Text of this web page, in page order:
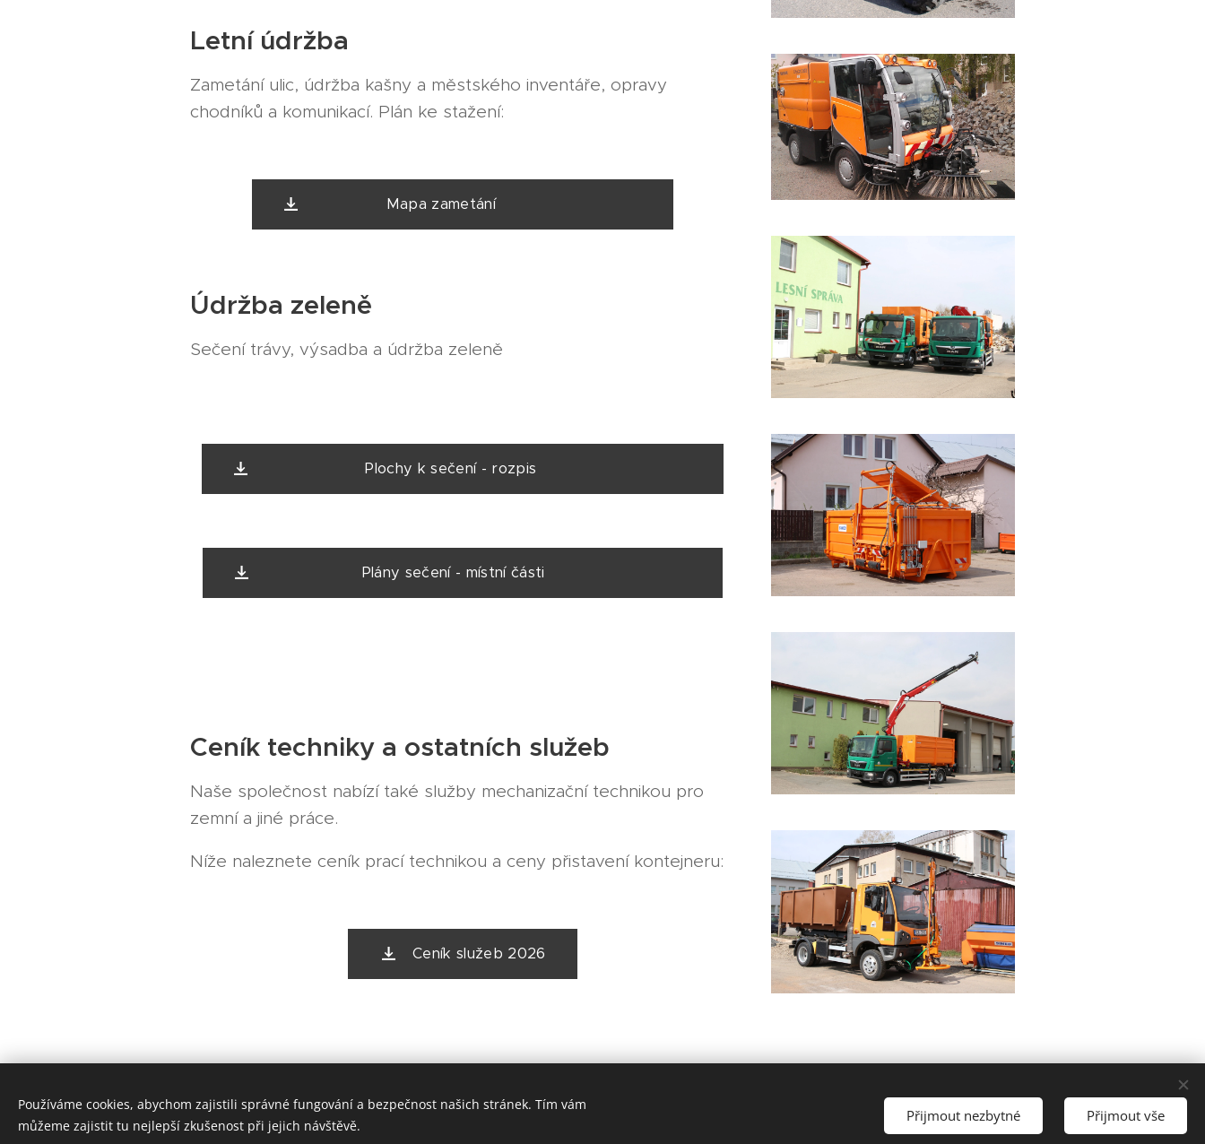
Letní údržba
Zametání ulic, údržba kašny a městského inventáře, opravy
chodníků a komunikací. Plán ke stažení:
Mapa zametání
Údržba zeleně
Sečení trávy, výsadba a údržba zeleně
Plochy k sečení - rozpis
Plány sečení - místní části
Ceník techniky a ostatních služeb
Naše společnost nabízí také služby mechanizační technikou pro
zemní a jiné práce.
Níže naleznete ceník prací technikou a ceny přistavení kontejneru:
Ceník služeb 2026
TECHNICKÁ A LESNÍ SPRÁVA CHOTĚBOŘ s.r.o., Sokolohradská 167, Chotěboř, 583 01, tel.: 569 626 640
Používáme cookies, abychom zajistili správné fungování a bezpečnost našich stránek. Tím vám
můžeme zajistit tu nejlepší zkušenost při jejich návštěvě.
Přijmout nezbytné Přijmout vše